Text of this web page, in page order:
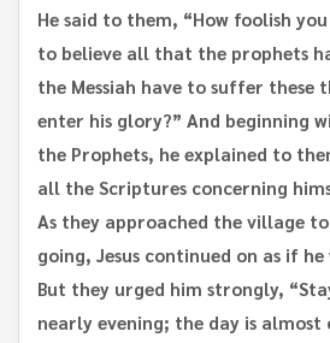
He said to them, “How foolish
to believe all that the prophets
the Messiah have to suffer these
enter his glory?” And beginning
the Prophets, he explained to
all the Scriptures concerning
As they approached the village
going, Jesus continued on as if
But they urged him strongly,
nearly evening; the day is almost